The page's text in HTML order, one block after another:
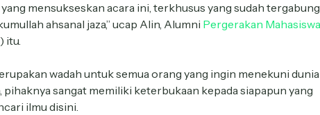
yang mensukseskan acara ini, terkhusus yang sudah
ahsanal jaza,” ucap Alin, Alumni Pergerakan Mahasiswa
) itu.
wadah untuk semua orang yang ingin menekuni dunia
sangat memiliki keterbukaan kepada siapapun yang
ilmu disini.